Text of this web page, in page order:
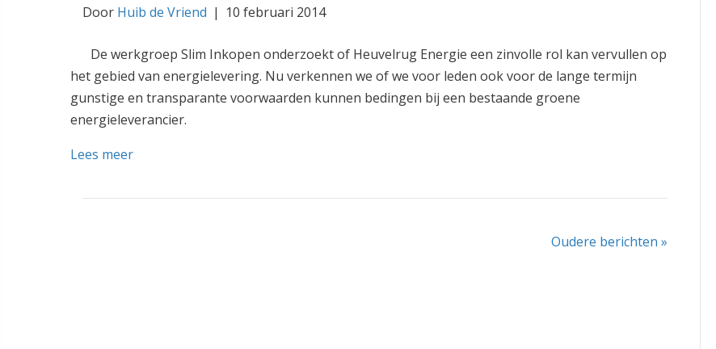
Door Huib de Vriend | 10 februari 2014
De werkgroep Slim Inkopen onderzoekt of Heuvelrug Energie een zinvolle rol kan vervullen op
het gebied van energielevering. Nu verkennen we of we voor leden ook voor de lange termijn
gunstige en transparante voorwaarden kunnen bedingen bij een bestaande groene
energieleverancier.
Lees meer
Oudere berichten »